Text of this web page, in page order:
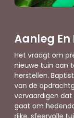
Aanleg
Het vraagt om
nieuwe tuin aan
herstellen.
van de
vervaardigen
gaat om
rijke, sfeervolle